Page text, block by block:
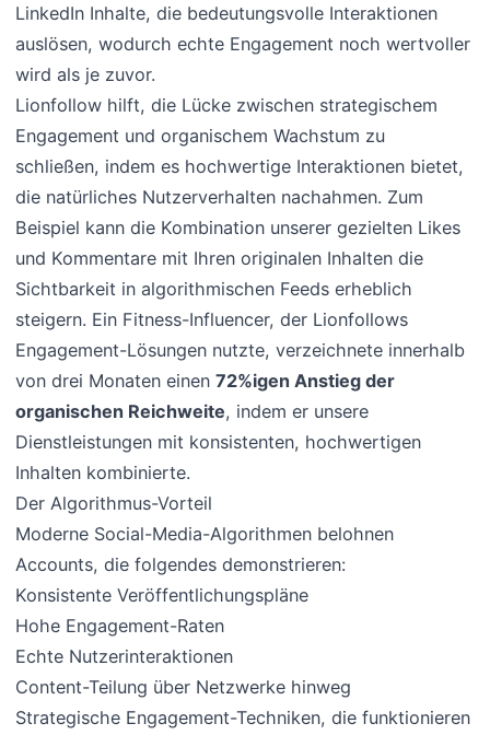
LinkedIn Inhalte, die bedeutungsvolle Interaktionen
auslösen, wodurch echte Engagement noch wertvoller
wird als je zuvor.
Lionfollow hilft, die Lücke zwischen strategischem
Engagement und organischem Wachstum zu
schließen, indem es hochwertige Interaktionen bietet,
die natürliches Nutzerverhalten nachahmen. Zum
Beispiel kann die Kombination unserer gezielten Likes
und Kommentare mit Ihren originalen Inhalten die
Sichtbarkeit in algorithmischen Feeds erheblich
steigern. Ein Fitness-Influencer, der Lionfollows
Engagement-Lösungen nutzte, verzeichnete innerhalb
von drei Monaten einen72%igen Anstieg der
organischen Reichweite, indem er unsere
Dienstleistungen mit konsistenten, hochwertigen
Inhalten kombinierte.
Der Algorithmus-Vorteil
Moderne Social-Media-Algorithmen belohnen
Accounts, die folgendes demonstrieren:
Konsistente Veröffentlichungspläne
Hohe Engagement-Raten
Echte Nutzerinteraktionen
Content-Teilung über Netzwerke hinweg
Strategische Engagement-Techniken, die funktionieren